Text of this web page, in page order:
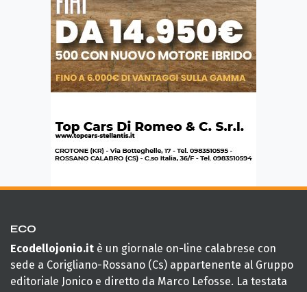
ECO
Ecodellojonio.it è un giornale on-line calabrese con
sede a Corigliano-Rossano (Cs) appartenente al Gruppo
editoriale Jonico e diretto da Marco Lefosse. La testata